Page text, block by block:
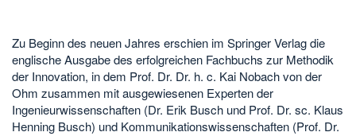
Zu Beginn des neuen Jahres erschien im Springer Verlag die
englische Ausgabe des erfolgreichen Fachbuchs zur Methodik
der Innovation, in dem Prof. Dr. Dr. h. c. Kai Nobach von der
Ohm zusammen mit ausgewiesenen Experten der
Ingenieurwissenschaften (Dr. Erik Busch und Prof. Dr. sc. Klaus
Henning Busch) und Kommunikationswissenschaften (Prof. Dr.